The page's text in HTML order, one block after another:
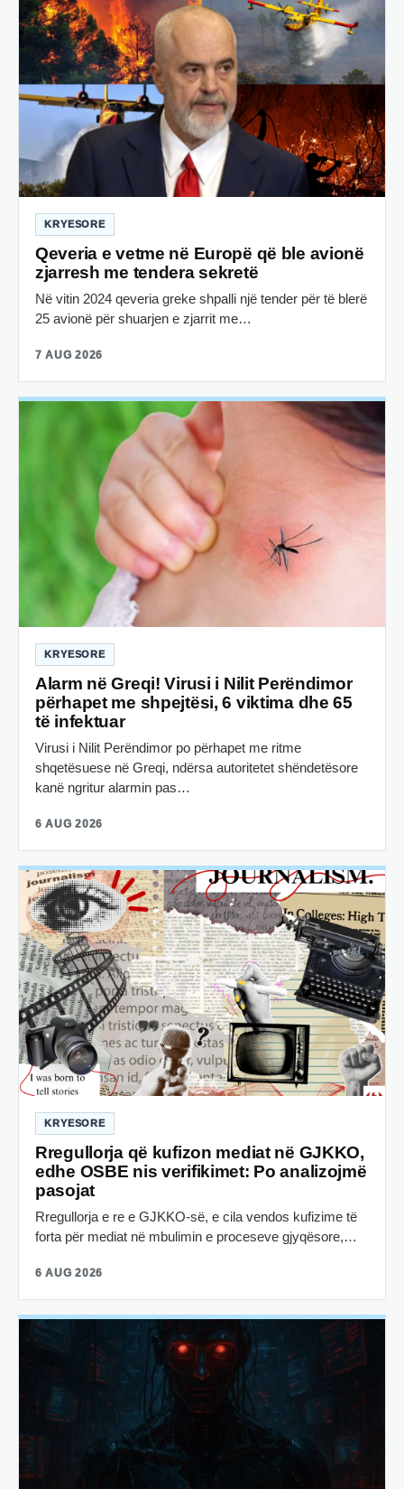
KRYESORE
Qeveria e vetme në Europë që ble avionë
zjarresh me tendera sekretë
Në vitin 2024 qeveria greke shpalli një tender për të blerë
25 avionë për shuarjen e zjarrit me…
7 AUG 2026
KRYESORE
Alarm në Greqi! Virusi i Nilit Perëndimor
përhapet me shpejtësi, 6 viktima dhe 65
të infektuar
Virusi i Nilit Perëndimor po përhapet me ritme
shqetësuese në Greqi, ndërsa autoritetet shëndetësore
kanë ngritur alarmin pas…
6 AUG 2026
KRYESORE
Rregullorja që kufizon mediat në GJKKO,
edhe OSBE nis verifikimet: Po analizojmë
pasojat
Rregullorja e re e GJKKO-së, e cila vendos kufizime të
forta për mediat në mbulimin e proceseve gjyqësore,…
6 AUG 2026